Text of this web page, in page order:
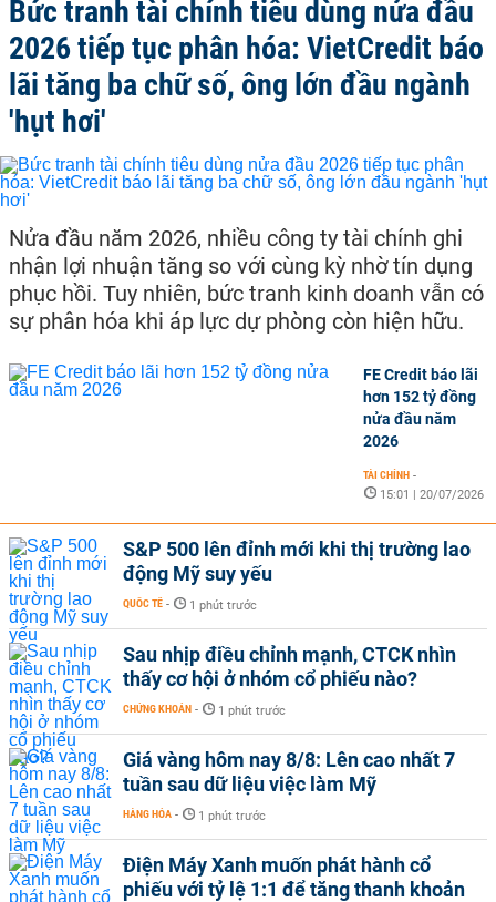
Bức tranh tài chính tiêu dùng nửa đầu
2026 tiếp tục phân hóa: VietCredit báo
lãi tăng ba chữ số, ông lớn đầu ngành
'hụt hơi'
Nửa đầu năm 2026, nhiều công ty tài chính ghi
nhận lợi nhuận tăng so với cùng kỳ nhờ tín dụng
phục hồi. Tuy nhiên, bức tranh kinh doanh vẫn có
sự phân hóa khi áp lực dự phòng còn hiện hữu.
FE Credit báo lãi
hơn 152 tỷ đồng
nửa đầu năm
2026
TÀI CHÍNH -
15:01 | 20/07/2026
S&P 500 lên đỉnh mới khi thị trường lao
động Mỹ suy yếu
QUỐC TẾ - 1 phút trước
Sau nhịp điều chỉnh mạnh, CTCK nhìn
thấy cơ hội ở nhóm cổ phiếu nào?
CHỨNG KHOÁN - 1 phút trước
Giá vàng hôm nay 8/8: Lên cao nhất 7
tuần sau dữ liệu việc làm Mỹ
HÀNG HÓA - 1 phút trước
Điện Máy Xanh muốn phát hành cổ
phiếu với tỷ lệ 1:1 để tăng thanh khoản